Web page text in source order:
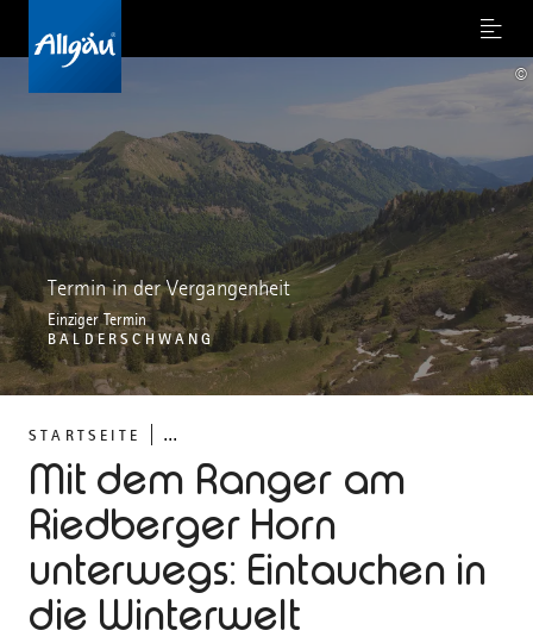
Menu
STARTSEITE ...
Mit dem Ranger am
Riedberger Horn
unterwegs: Eintauchen in
die Winterwelt
Termin in der Vergangenheit
Einziger Termin
BALDERSCHWANG
©